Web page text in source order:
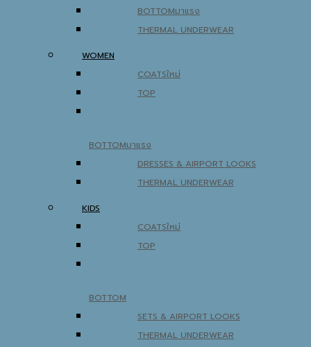
BOTTOM
THERMAL UNDERWEAR
WOMEN
COATS
TOP
BOTTOM
DRESSES & AIRPORT LOOKS
THERMAL UNDERWEAR
KIDS
COATS
TOP
BOTTOM
SETS & AIRPORT LOOKS
THERMAL UNDERWEAR